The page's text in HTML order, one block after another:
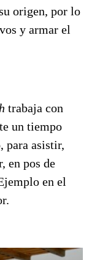
origen, por lo
y armar el
trabaja con
un tiempo
para asistir,
en pos de
en el